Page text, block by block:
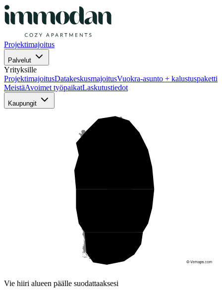
Projektimajoitus
Palvelut
Yrityksille
ProjektimajoitusDatakeskusmajoitusVuokra-asunto + kalustuspaketti
MeistäAvoimet työpaikatLaskutustiedot
Kaupungit
Vie hiiri alueen päälle suodattaaksesi